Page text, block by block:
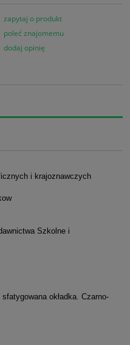
zapytaj o produkt
poleć znajomemu
dodaj opinię
i krajoznawczych
Szkolne i
okładka. Czarno-